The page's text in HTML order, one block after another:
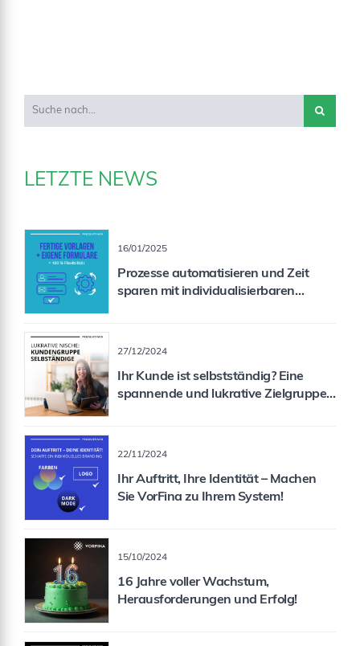
LETZTE NEWS
16/01/2025
Prozesse automatisieren und Zeit
sparen mit individualisierbaren
27/12/2024
Ihr Kunde ist selbstständig? Eine
spannende und lukrative Zielgruppe
22/11/2024
Ihr Auftritt, Ihre Identität – Machen
Sie VorFina zu Ihrem System!
15/10/2024
16 Jahre voller Wachstum,
Herausforderungen und Erfolg!